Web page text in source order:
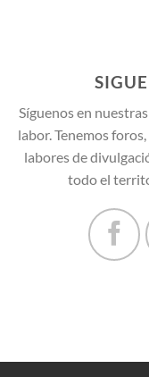
Síguenos en
labor. Tenemos
labores de
todo el